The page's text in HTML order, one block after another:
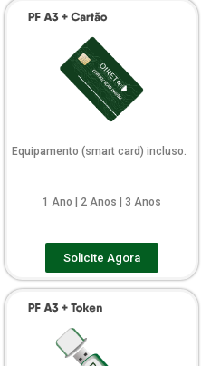
Equipamento (smart card) incluso.
1 Ano | 2 Anos | 3 Anos
Solicite Agora